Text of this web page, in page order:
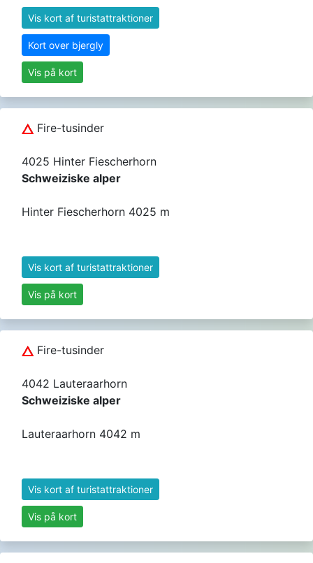
Vis kort af turistattraktioner
Kort over bjergly
Vis på kort
Fire-tusinder
4025 Hinter Fiescherhorn
Schweiziske alper
Hinter Fiescherhorn 4025 m
Vis kort af turistattraktioner
Vis på kort
Fire-tusinder
4042 Lauteraarhorn
Schweiziske alper
Lauteraarhorn 4042 m
Vis kort af turistattraktioner
Vis på kort